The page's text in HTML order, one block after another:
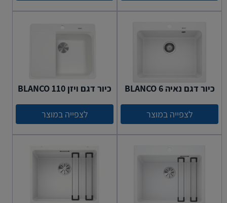
כיור דגם נאיה 6 BLANCO
לצפייה במוצר
כיור דגם ויזן 110 BLANCO
לצפייה במוצר